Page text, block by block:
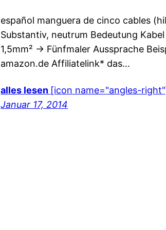
español manguera de cinco cables
Substantiv, neutrum Bedeutung
1,5mm² -> Fünfmaler Aussprache
amazon.de Affiliatelink* das…
alles lesen [icon name="angles-
Januar 17, 2014